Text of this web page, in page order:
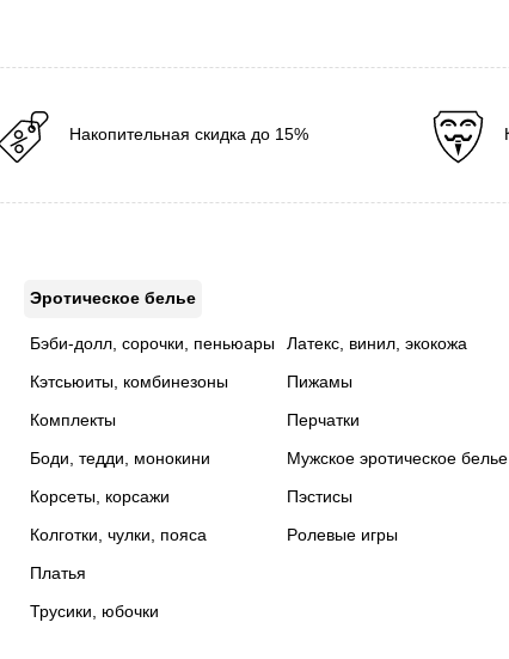
Накопительная скидка до 15%
Эротическое белье
Бэби-долл, сорочки, пеньюары
Кэтсьюиты, комбинезоны
Комплекты
Боди, тедди, монокини
Корсеты, корсажи
Колготки, чулки, пояса
Платья
Трусики, юбочки
Латекс, винил, экокожа
Пижамы
Перчатки
Мужское эротическое белье
Пэстисы
Pолевые игры